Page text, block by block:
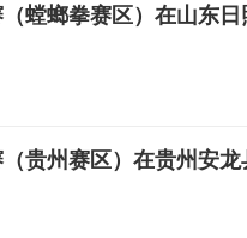
螳螂拳赛区）在山东
贵州赛区）在贵州安